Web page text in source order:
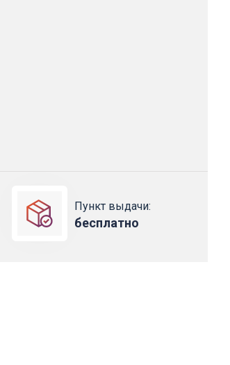
Пункт выдачи:
бесплатно